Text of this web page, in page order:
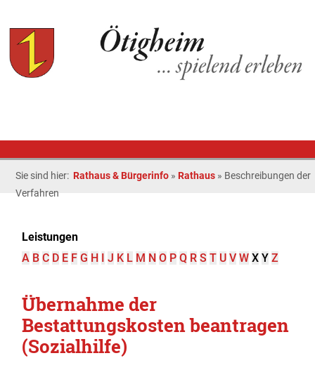
Sie sind hier: Rathaus & Bürgerinfo » Rathaus » Beschreibungen der
Verfahren
Leistungen
A B C D E F G H I J K L M N O P Q R S T U V W X Y Z
Übernahme der
Bestattungskosten beantragen
(Sozialhilfe)